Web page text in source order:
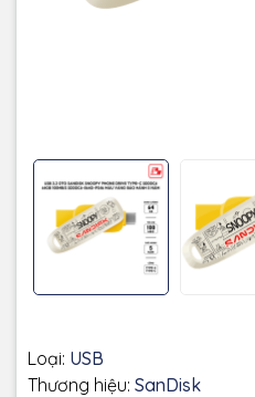
Loại: USB
Thương hiệu: SanDisk